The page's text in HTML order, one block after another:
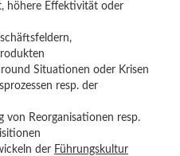
höhere Effektivität oder
Situationen oder Krisen
resp. der
von Reorganisationen resp.
der Führungskultur